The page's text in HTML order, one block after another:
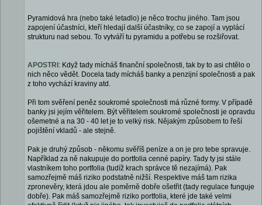
Pyramidová hra (nebo také letadlo) je něco trochu jiného. Tam jsou
zapojení účastníci, kteří hledají další účastníky, co se zapojí a vyplácí
strukturu nad sebou. To vytváří tu pyramidu a potřebu se rozšiřovat.
APOSTRI : Když tady mícháš finanční společnosti, tak by to asi chtělo o
nich něco vědět. Docela tady mícháš banky a penzijní společnosti a pak
z toho vychází kraviny atd.
Při tom svěření peněz soukromé společnosti má různé formy. V případě
banky jsi jejím věřitelem. Být věřitelem soukromé společnosti je opravdu
ošemetné a na 30 - 40 let je to velký risk. Nějakým způsobem to řeší
pojištění vkladů - ale stejně.
Pak je druhý způsob - někomu svěříš peníze a on je pro tebe spravuje.
Například za ně nakupuje do portfolia cenné papíry. Tady ty jsi stále
vlastníkem toho portfolia (tudíž krach správce tě nezajímá). Pak
samozřejmě máš riziko podstatně nižší. Respektive máš tam rizika
zpronevěry, která jdou ale poměrně dobře ošetřit (tady regulace funguje
dobře). Pak máš samozřejmě riziko portfolia, které jde také velmi